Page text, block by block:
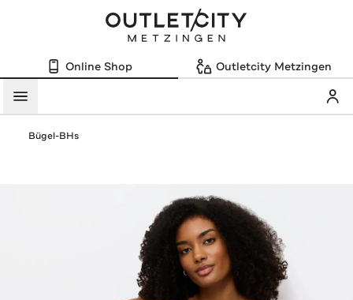
Online Shop Outletcity Metzingen
Menü
Bügel-BHs